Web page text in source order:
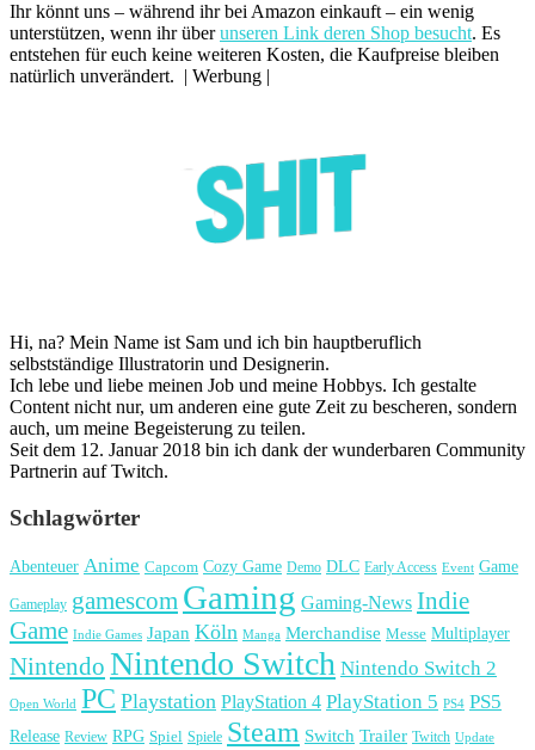
Ihr könnt uns – während ihr bei Amazon einkauft – ein wenig
unterstützen, wenn ihr überunseren Link deren Shop besucht. Es
entstehen für euch keine weiteren Kosten, die Kaufpreise bleiben
natürlich unverändert. | Werbung |
Hi, na? Mein Name ist Sam und ich bin hauptberuflich
selbstständige Illustratorin und Designerin.
Ich lebe und liebe meinen Job und meine Hobbys. Ich gestalte
Content nicht nur, um anderen eine gute Zeit zu bescheren, sondern
auch, um meine Begeisterung zu teilen.
Seit dem 12. Januar 2018 bin ich dank der wunderbaren Community
Partnerin auf Twitch.
Schlagwörter
Abenteuer Anime Capcom Cozy Game Demo DLC Early Access Event Game
Gameplay gamescom Gaming Gaming-News Indie
Game Indie Games Japan Köln Manga Merchandise Messe Multiplayer
Nintendo Nintendo Switch Nintendo Switch 2
Open World PC Playstation PlayStation 4 PlayStation 5 PS4 PS5
Release Review RPG Spiel Spiele Steam Switch Trailer Twitch Update